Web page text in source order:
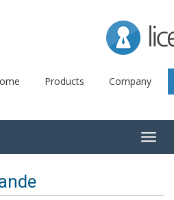
Products Company